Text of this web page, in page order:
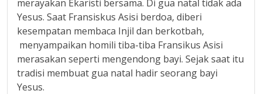
merayakan Ekaristi bersama. Di gua natal tidak ada
Yesus. Saat Fransiskus Asisi berdoa, diberi
kesempatan membaca Injil dan berkotbah,
menyampaikan homili tiba-tiba Fransikus Asisi
merasakan seperti mengendong bayi. Sejak saat itu
tradisi membuat gua natal hadir seorang bayi
Yesus.